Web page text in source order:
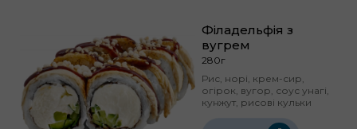
Філадельфія з
вугрем
280г
Рис, норі, крем-сир,
огірок, вугор, соус унагі,
кунжут, рисові кульки